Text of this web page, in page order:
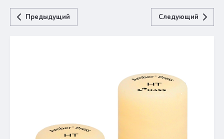
Предыдущий Следующий